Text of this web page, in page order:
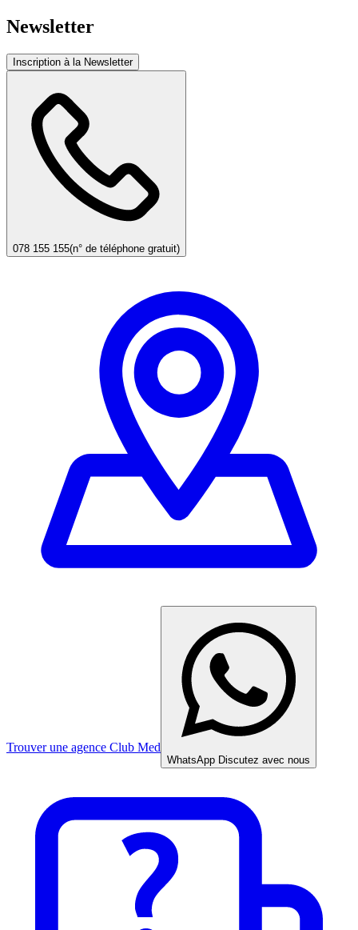
Newsletter
Inscription à la Newsletter
078 155 155(n° de téléphone gratuit)
Trouver une agence Club Med
WhatsApp Discutez avec nous